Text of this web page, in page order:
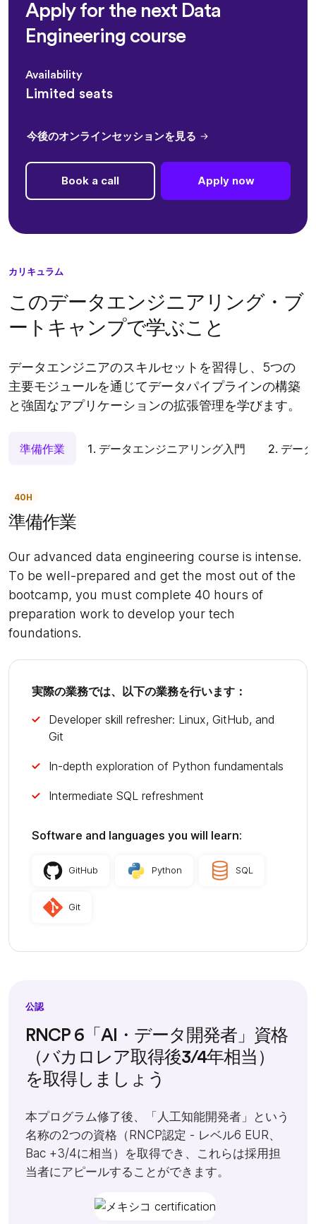
Apply for the next Data
Engineering course
Availability
Limited seats
今後のオンラインセッションを見る
Book a call Apply now
カリキュラム
このデータエンジニアリング・ブ
ートキャンプで学ぶこと
データエンジニアのスキルセットを習得し、5つの
主要モジュールを通じてデータパイプラインの構築
と強固なアプリケーションの拡張管理を学びます。
準備作業 1. データエンジニアリング入門 2. デー
40H
準備作業
Our advanced data engineering course is intense.
To be well-prepared and get the most out of the
bootcamp, you must complete 40 hours of
preparation work to develop your tech
foundations.
実際の業務では、以下の業務を行います：
Developer skill refresher: Linux, GitHub, and
Git
In-depth exploration of Python fundamentals
Intermediate SQL refreshment
Software and languages you will learn:
GitHub Python SQL
Git
公認
RNCP 6「AI・データ開発者」資格
（バカロレア取得後3/4年相当）
を取得しましょう
本プログラム修了後、「人工知能開発者」という
名称の2つの資格（RNCP認定 - レベル6 EUR、
Bac +3/4に相当）を取得でき、これらは採用担
当者にアピールすることができます。